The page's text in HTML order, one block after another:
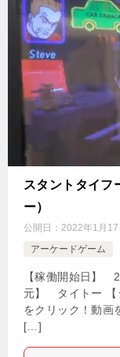
スタントタイフ
ー）
公開日： 2022年1月17
アーケードゲーム
【稼働開始日】
元】 タイトー 【
をクリック！動画
[…]